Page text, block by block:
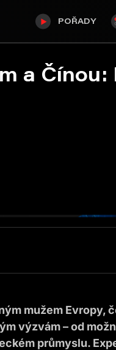
POŘADY
a
mužem Evropy,
výzvám – od
průmyslu.